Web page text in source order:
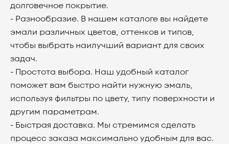
долговечное покрытие.
- Разнообразие. В нашем каталоге вы найдете
эмали различных цветов, оттенков и типов,
чтобы выбрать наилучший вариант для своих
задач.
- Простота выбора. Наш удобный каталог
поможет вам быстро найти нужную эмаль,
используя фильтры по цвету, типу поверхности и
другим параметрам.
- Быстрая доставка. Мы стремимся сделать
процесс заказа максимально удобным для вас.